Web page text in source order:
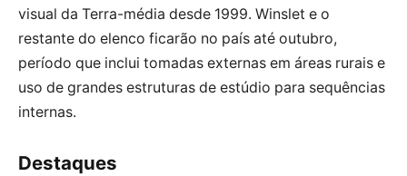
visual da Terra-média desde 1999. Winslet e o
restante do elenco ficarão no país até outubro,
período que inclui tomadas externas em áreas rurais e
uso de grandes estruturas de estúdio para sequências
internas.
Destaques